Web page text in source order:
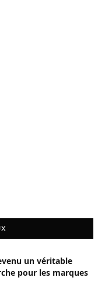
un véritable
pour les marques